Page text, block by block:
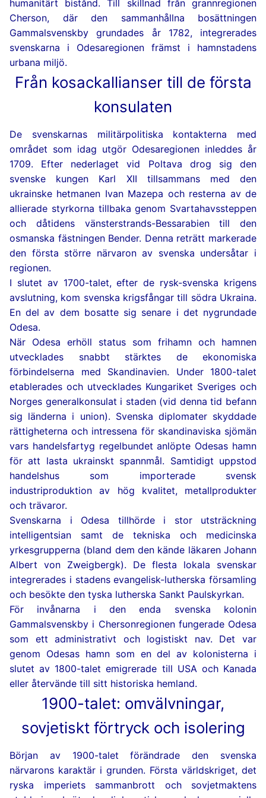
Odesas katter
Foto- och videogalleri över Odesa
Torgen i den historiska stadskärnan
Monument. Skulpturala kompositioner
Odesas kulturminnesmärkta broar
Odesas berömda trappor och nedfarter
Street Art. Muralmålningar
humanitärt bistånd. Till skillnad från grannregionen
Cherson, där den sammanhållna bosättningen
Gammalsvenskby grundades år 1782, integrerades
svenskarna i Odesaregionen främst i hamnstadens
urbana miljö.
Från kosackallianser till de första
konsulaten
De svenskarnas militärpolitiska kontakterna med
området som idag utgör Odesaregionen inleddes år
1709. Efter nederlaget vid Poltava drog sig den
svenske kungen Karl XII tillsammans med den
ukrainske hetmanen Ivan Mazepa och resterna av de
allierade styrkorna tillbaka genom Svartahavssteppen
och dåtidens vänsterstrands-Bessarabien till den
osmanska fästningen Bender. Denna reträtt markerade
den första större närvaron av svenska undersåtar i
regionen.
I slutet av 1700-talet, efter de rysk-svenska krigens
avslutning, kom svenska krigsfångar till södra Ukraina.
En del av dem bosatte sig senare i det nygrundade
Odesa.
När Odesa erhöll status som frihamn och hamnen
utvecklades snabbt stärktes de ekonomiska
förbindelserna med Skandinavien. Under 1800-talet
etablerades och utvecklades Kungariket Sveriges och
Norges generalkonsulat i staden (vid denna tid befann
sig länderna i union). Svenska diplomater skyddade
rättigheterna och intressena för skandinaviska sjömän
vars handelsfartyg regelbundet anlöpte Odesas hamn
för att lasta ukrainskt spannmål. Samtidigt uppstod
handelshus som importerade svensk
industriproduktion av hög kvalitet, metallprodukter
och trävaror.
Svenskarna i Odesa tillhörde i stor utsträckning
intelligentsian samt de tekniska och medicinska
yrkesgrupperna (bland dem den kände läkaren Johann
Albert von Zweigbergk). De flesta lokala svenskar
integrerades i stadens evangelisk-lutherska församling
och besökte den tyska lutherska Sankt Paulskyrkan.
För invånarna i den enda svenska kolonin
Gammalsvenskby i Chersonregionen fungerade Odesa
som ett administrativt och logistiskt nav. Det var
genom Odesas hamn som en del av kolonisterna i
slutet av 1800-talet emigrerade till USA och Kanada
eller återvände till sitt historiska hemland.
1900-talet: omvälvningar,
sovjetiskt förtryck och isolering
Början av 1900-talet förändrade den svenska
närvarons karaktär i grunden. Första världskriget, det
ryska imperiets sammanbrott och sovjetmaktens